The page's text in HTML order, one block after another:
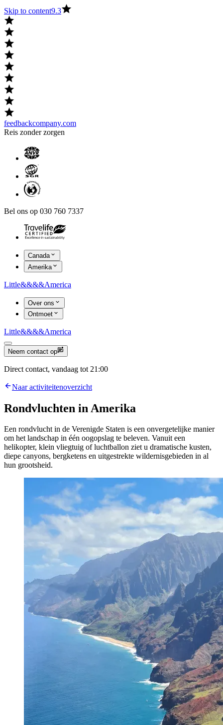
Skip to content9.3
feedbackcompany.com
Reis zonder zorgen
Bel ons op 030 760 7337
Canada
Amerika
Little&&&&America
Over ons
Ontmoet
Little&&&&America
Neem contact op
Direct contact, vandaag tot 21:00
Naar activiteitenoverzicht
Rondvluchten in Amerika
Een rondvlucht in de Verenigde Staten is een onvergetelijke manier
om het landschap in één oogopslag te beleven. Vanuit een
helikopter, klein vliegtuig of luchtballon ziet u dramatische kusten,
diepe canyons, bergketens en uitgestrekte wildernisgebieden in al
hun grootsheid.